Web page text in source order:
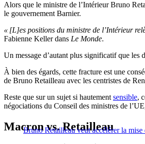
Alors que le ministre de l’Intérieur Bruno
le gouvernement Barnier.
« [L]es positions du ministre de l’Intérieur
Fabienne Keller dans Le Monde.
Un message d’autant plus significatif que les
À bien des égards, cette fracture est une
de Bruno Retailleau avec les centristes de
Reste que sur un sujet si hautement sensible,
négociations du Conseil des ministres de
Bruno Retailleau veut accélérer la
Macron vs. Retailleau